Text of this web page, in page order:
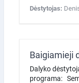
Dėstytojas:
Baigiamieji
Dalyko
programa: